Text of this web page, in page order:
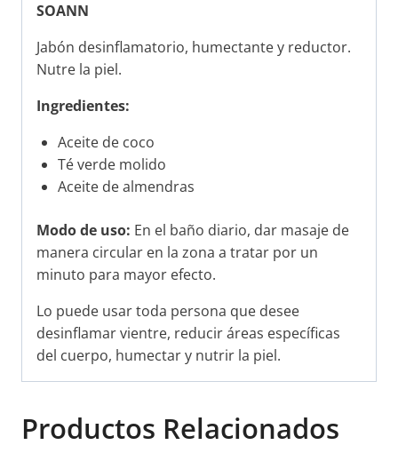
SOANN
Jabón desinflamatorio, humectante y reductor.
Nutre la piel.
Ingredientes:
Aceite de coco
Té verde molido
Aceite de almendras
Modo de uso: En el baño diario, dar masaje de
manera circular en la zona a tratar por un
minuto para mayor efecto.
Lo puede usar toda persona que desee
desinflamar vientre, reducir áreas específicas
del cuerpo, humectar y nutrir la piel.
Productos Relacionados